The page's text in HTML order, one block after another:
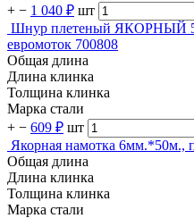
+ − 1 040 ₽ шт
Шнур плетеный ЯКОРНЫЙ
евромоток 700808
Общая длина
Длина клинка
Толщина клинка
Марка стали
+ − 609 ₽ шт
Якорная намотка 6мм.*50м.,
Общая длина
Длина клинка
Толщина клинка
Марка стали